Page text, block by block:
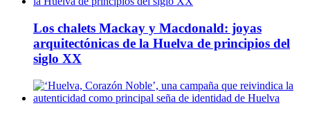
Los chalets Mackay y Macdonald: joyas
arquitectónicas de la Huelva de principios del
siglo XX